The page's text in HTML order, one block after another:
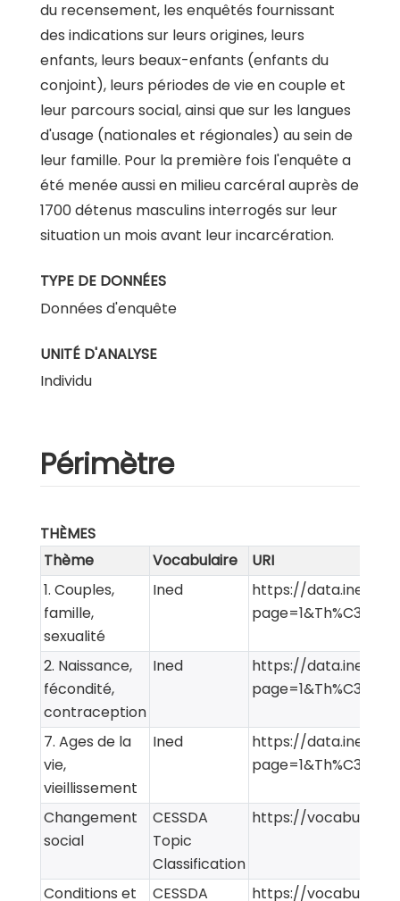
du recensement, les enquêtés fournissant
des indications sur leurs origines, leurs
enfants, leurs beaux-enfants (enfants du
conjoint), leurs périodes de vie en couple et
leur parcours social, ainsi que sur les langues
d'usage (nationales et régionales) au sein de
leur famille. Pour la première fois l'enquête a
été menée aussi en milieu carcéral auprès de
1700 détenus masculins interrogés sur leur
situation un mois avant leur incarcération.
TYPE DE DONNÉES
Données d'enquête
UNITÉ D'ANALYSE
Individu
Périmètre
THÈMES
Thème
Vocabulaire
URI
1. Couples,
famille,
sexualité
Ined
https://data.ined.fr/
2. Naissance,
fécondité,
contraception
Ined
https://data.ined.fr/
7. Ages de la
vie,
vieillissement
Ined
https://data.ined.fr/
Changement
social
CESSDA
Topic
Classification
https://
Conditions et
CESSDA
https://